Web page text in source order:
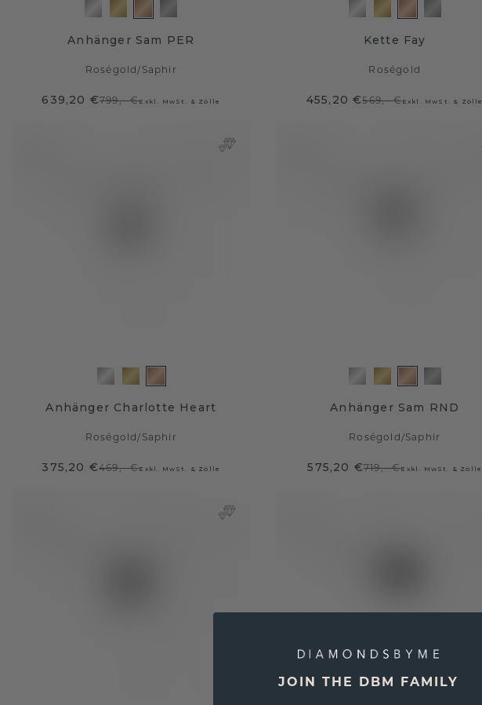
Anhänger Sam PER
Roségold / Saphir
639,20 €799,- €Exkl. MwSt. & Zölle
Kette Fay
Roségold
455,20 €569,- €Exkl. MwSt. & Zölle
Anhänger Charlotte Heart
Roségold/ Saphir
375,20 €469,- €Exkl. MwSt. & Zölle
Anhänger Sam RND
Roségold/Saphir
575,20 €719,- €Exkl. MwSt. & Zölle
JOIN THE DBM FAMILY